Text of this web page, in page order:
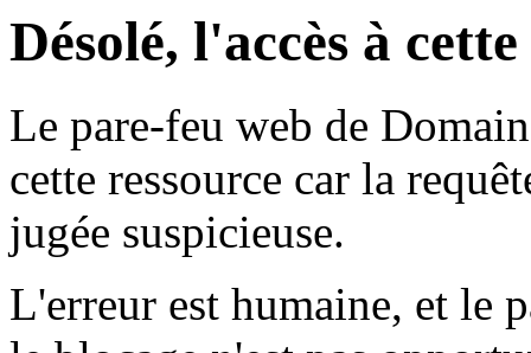
Désolé, l'accès à
Le pare-feu web de
cette ressource car la
jugée suspicieuse.
L'erreur est humaine, et le